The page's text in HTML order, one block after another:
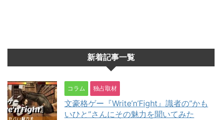
新着記事一覧
コラム 独占取材
文豪格ゲー『Write’n’Fight』識者の”かも
いひと”さんにその魅力を聞いてみた